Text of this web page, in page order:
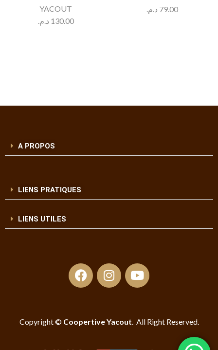
YACOUT
130.00 د.م.
79.00 د.م.
A PROPOS
LIENS PRATIQUES
LIENS UTILES
Copyright © Coopertive Yacout. All Right Reserved.